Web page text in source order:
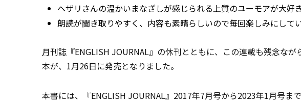
ヘザリさんの温かいまなざしが感じられる上質のユーモアが大好き
朗読が聞き取りやすく、内容も素晴らしいので毎回楽しみにしてい
月刊誌 『ENGLISH JOURNAL』の休刊とともに、この連載も残念な
本が、1月26日に発売となりました。
本書には、『ENGLISH JOURNAL』2017年7月号から2023年1月号